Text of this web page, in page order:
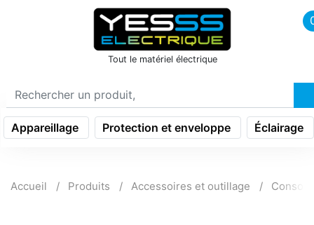
icon menu burger
Tout le matériel électrique
Appareillage Protection et enveloppe Éclairage
Accueil Produits Accessoires et outillage